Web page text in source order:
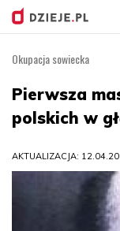
Okupacja sowiecka
Pierwsza
polskich w
AKTUALIZACJA: